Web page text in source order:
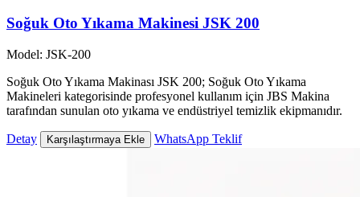
Soğuk Oto Yıkama Makinesi JSK 200
Model: JSK-200
Soğuk Oto Yıkama Makinası JSK 200; Soğuk Oto Yıkama
Makineleri kategorisinde profesyonel kullanım için JBS Makina
tarafından sunulan oto yıkama ve endüstriyel temizlik ekipmanıdır.
Detay Karşılaştırmaya Ekle WhatsApp Teklif